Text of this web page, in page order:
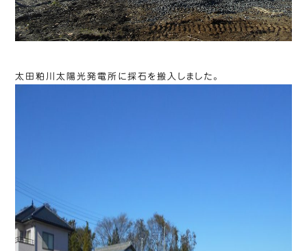
太田粕川太陽光発電所に採石を搬入しました。